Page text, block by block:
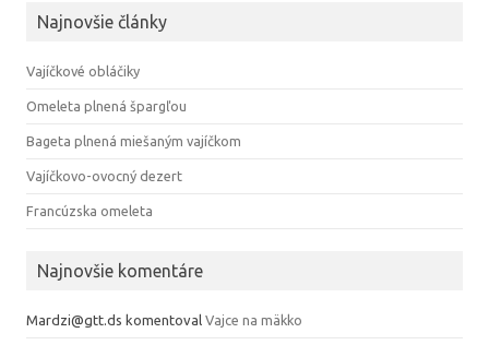
Najnovšie články
Vajíčkové obláčiky
Omeleta plnená špargľou
Bageta plnená miešaným vajíčkom
Vajíčkovo-ovocný dezert
Francúzska omeleta
Najnovšie komentáre
Mardzi@gtt.ds komentoval Vajce na mäkko